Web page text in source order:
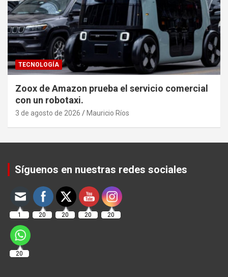
TECNOLOGÍA
Zoox de Amazon prueba el servicio comercial
con un robotaxi.
3 de agosto de 2026 Mauricio Ríos
Síguenos en nuestras redes sociales
1 20 20 20 20
20